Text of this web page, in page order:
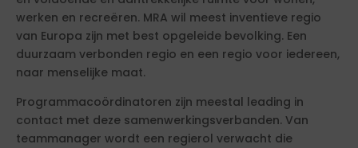
werken en recreëren. MRA wil meest inventieve regio
van Europa zijn met best opgeleide bevolking. Een
duurzaam verbonden regio en een regio voor iedereen,
naar menselijke maat.
Programmacoördinatoren zijn meestal leading in
contact met deze samenwerkingsverbanden. Van
teammanager wordt een regierol verwacht die